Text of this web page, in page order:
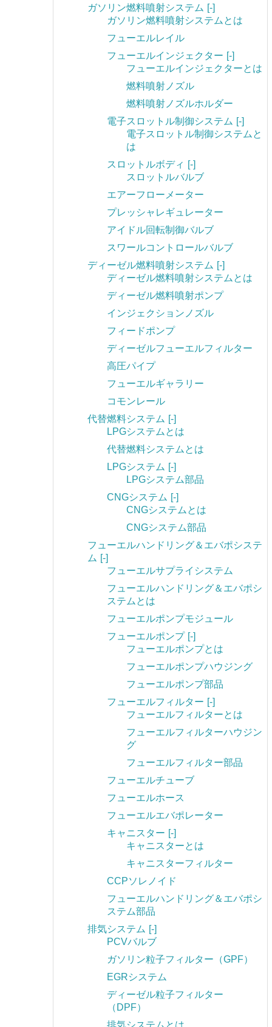
ガソリン燃料噴射システム [-]
ガソリン燃料噴射システムとは
フューエルレイル
フューエルインジェクター [-]
フューエルインジェクターとは
燃料噴射ノズル
燃料噴射ノズルホルダー
電子スロットル制御システム [-]
電子スロットル制御システムと
は
スロットルボディ [-]
スロットルバルブ
エアーフローメーター
プレッシャレギュレーター
アイドル回転制御バルブ
スワールコントロールバルブ
ディーゼル燃料噴射システム [-]
ディーゼル燃料噴射システムとは
ディーゼル燃料噴射ポンプ
インジェクションノズル
フィードポンプ
ディーゼルフューエルフィルター
高圧パイプ
フューエルギャラリー
コモンレール
代替燃料システム [-]
LPGシステムとは
代替燃料システムとは
LPGシステム [-]
LPGシステム部品
CNGシステム [-]
CNGシステムとは
CNGシステム部品
フューエルハンドリング＆エバポシステ
ム [-]
フューエルサプライシステム
フューエルハンドリング＆エバポシ
ステムとは
フューエルポンプモジュール
フューエルポンプ [-]
フューエルポンプとは
フューエルポンプハウジング
フューエルポンプ部品
フューエルフィルター [-]
フューエルフィルターとは
フューエルフィルターハウジン
グ
フューエルフィルター部品
フューエルチューブ
フューエルホース
フューエルエバポレーター
キャニスター [-]
キャニスターとは
キャニスターフィルター
CCPソレノイド
フューエルハンドリング＆エバポシ
ステム部品
排気システム [-]
PCVバルブ
ガソリン粒子フィルター（GPF）
EGRシステム
ディーゼル粒子フィルター
（DPF）